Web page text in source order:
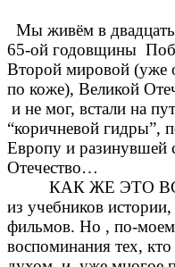
Мы живём в
65-ой годовщины
Второй мировой (уже
по коже), Великой
и не мог, встали на
“коричневой гидры”,
Европу и разинувшей
Отечество…
КАК ЖЕ ЭТО
из учебников
фильмов. Но , по-
воспоминания тех,